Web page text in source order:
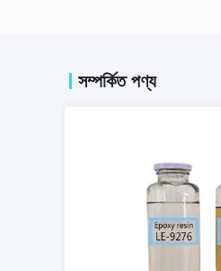
সম্পর্কিত পণ্য